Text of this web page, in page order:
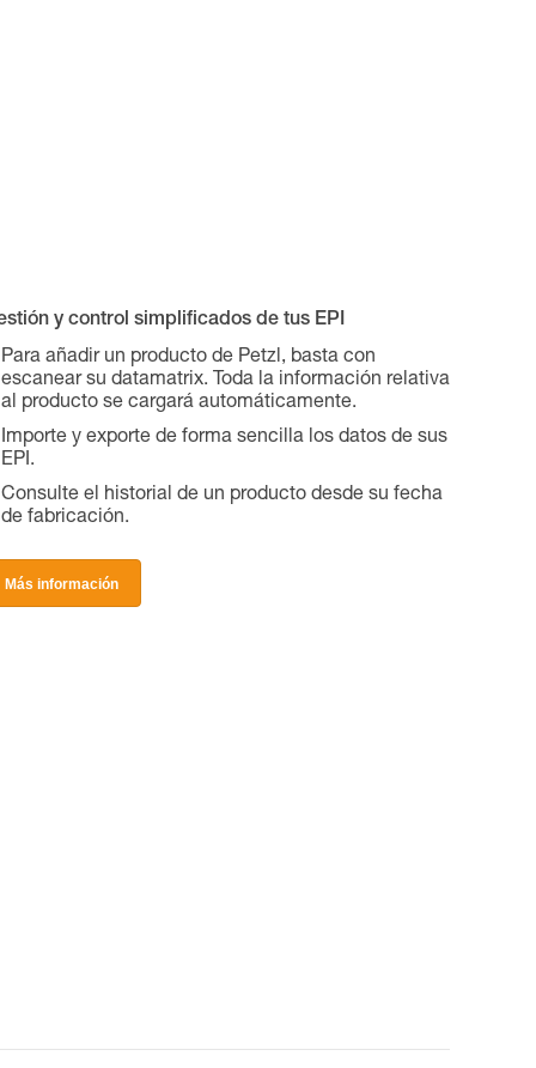
y control simplificados de tus EPI
Para añadir un producto de Petzl, basta con
escanear su datamatrix. Toda la información relativa
al producto se cargará automáticamente.
Importe y exporte de forma sencilla los datos de sus
EPI.
Consulte el historial de un producto desde su fecha
de fabricación.
Más información